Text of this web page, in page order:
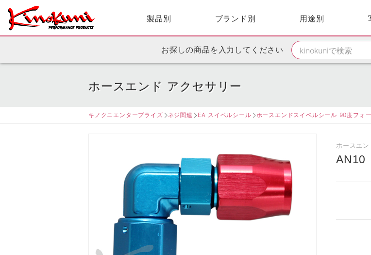
製品別 ブランド別 用途別
お探しの商品を入力してください
ホースエンド アクセサリー
キノクニエンタープライズ ネジ関連 EA スイベルシール ホースエンドスイベルシール 90度フォ
ホースエ
AN10